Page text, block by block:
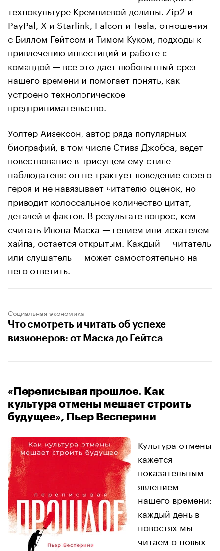
технокультуре Кремниевой долины. Zip2 и
PayPal, X и Starlink, Falcon и Tesla, отношения
с Биллом Гейтсом и Тимом Куком, подходы к
привлечению инвестиций и работе с
командой — все это дает любопытный срез
нашего времени и помогает понять, как
устроено технологическое
предпринимательство.
Уолтер Айзексон, автор ряда популярных
биографий, в том числе Стива Джобса, ведет
повествование в присущем ему стиле
наблюдателя: он не трактует поведение своего
героя и не навязывает читателю оценок, но
приводит колоссальное количество цитат,
деталей и фактов. В результате вопрос, кем
считать Илона Маска — гением или искателем
хайпа, остается открытым. Каждый — читатель
или слушатель — может самостоятельно на
него ответить.
Социальная экономика
Что смотреть и читать об успехе
визионеров: от Маска до Гейтса
«Переписывая прошлое. Как
культура отмены мешает строить
будущее», Пьер Весперини
Культура отмены
кажется
показательным
явлением
нашего времени:
каждый день в
новостях мы
читаем о новых